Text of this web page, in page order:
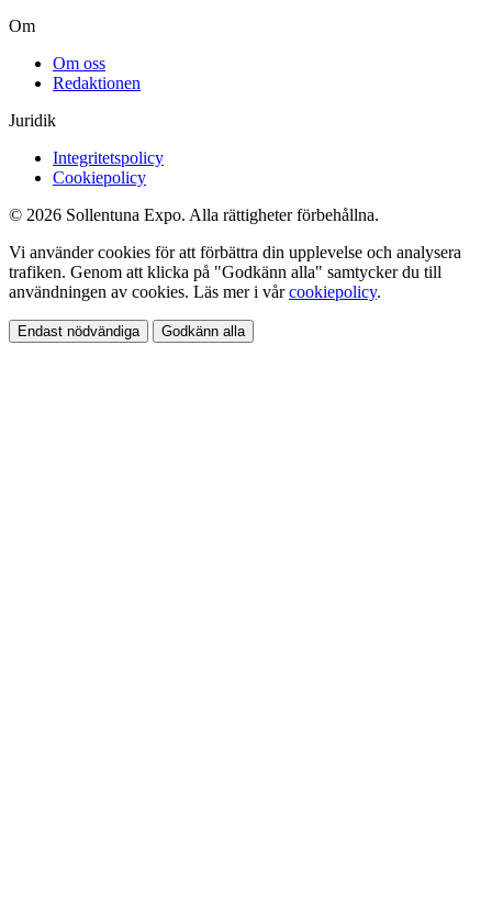
Om
Om oss
Redaktionen
Juridik
Integritetspolicy
Cookiepolicy
© 2026 Sollentuna Expo. Alla rättigheter förbehållna.
Vi använder cookies för att förbättra din upplevelse och analysera
trafiken. Genom att klicka på "Godkänn alla" samtycker du till
användningen av cookies. Läs mer i vårcookiepolicy.
Endast nödvändiga Godkänn alla